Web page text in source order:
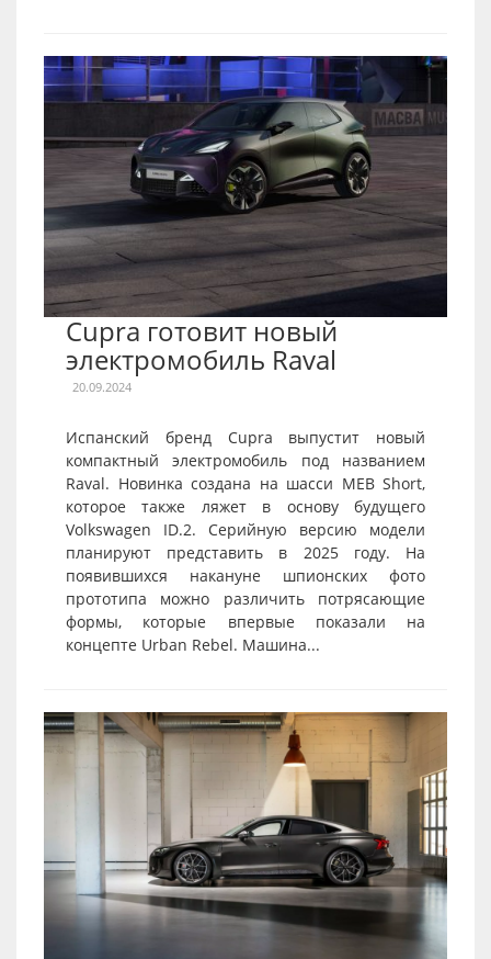
Cupra готовит новый
электромобиль Raval
20.09.2024
Испанский бренд Cupra выпустит новый
компактный электромобиль под названием
Raval. Новинка создана на шасси MEB Short,
которое также ляжет в основу будущего
Volkswagen ID.2. Серийную версию модели
планируют представить в 2025 году. На
появившихся накануне шпионских фото
прототипа можно различить потрясающие
формы, которые впервые показали на
концепте Urban Rebel. Машина...